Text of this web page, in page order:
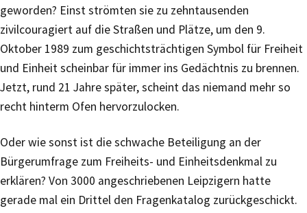
geworden? Einst strömten sie zu zehntausenden
zivilcouragiert auf die Straßen und Plätze, um den 9.
Oktober 1989 zum geschichtsträchtigen Symbol für Freiheit
und Einheit scheinbar für immer ins Gedächtnis zu brennen.
Jetzt, rund 21 Jahre später, scheint das niemand mehr so
recht hinterm Ofen hervorzulocken.
Oder wie sonst ist die schwache Beteiligung an der
Bürgerumfrage zum Freiheits- und Einheitsdenkmal zu
erklären? Von 3000 angeschriebenen Leipzigern hatte
gerade mal ein Drittel den Fragenkatalog zurückgeschickt.